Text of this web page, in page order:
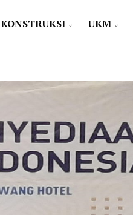
KONSTRUKSI UKM